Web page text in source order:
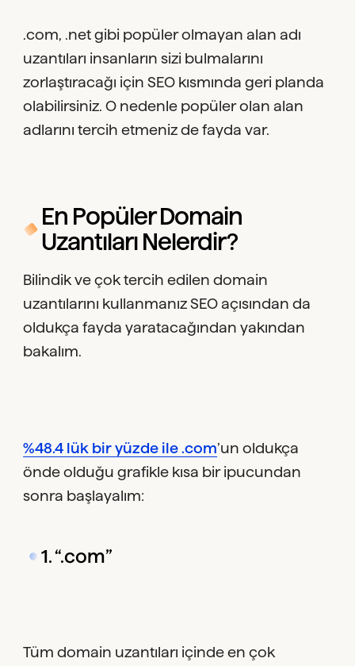
.com, .net gibi popüler olmayan alan adı
uzantıları insanların sizi bulmalarını
zorlaştıracağı için SEO kısmında geri planda
olabilirsiniz. O nedenle popüler olan alan
adlarını tercih etmeniz de fayda var.
En Popüler Domain
Uzantıları Nelerdir?
Bilindik ve çok tercih edilen domain
uzantılarını kullanmanız SEO açısından da
oldukça fayda yaratacağından yakından
bakalım.
%48.4 lük bir yüzde ile .com’un oldukça
önde olduğu grafikle kısa bir ipucundan
sonra başlayalım:
1. “.com”
Tüm domain uzantıları içinde en çok